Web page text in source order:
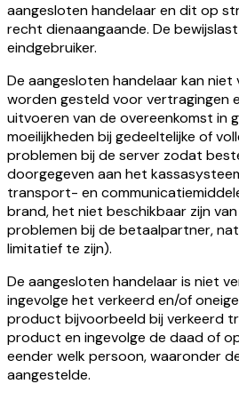
aangesloten handelaar en dit op
recht dienaangaande. De
eindgebruiker.
De aangesloten handelaar kan
worden gesteld voor vertragingen
uitvoeren van de overeenkomst in
moeilijkheden bij gedeeltelijke of
problemen bij de server zodat
doorgegeven aan het
transport- en
brand, het niet beschikbaar zijn
problemen bij de betaalpartner,
limitatief te zijn).
De aangesloten handelaar is niet
ingevolge het verkeerd en/of
product bijvoorbeeld bij verkeerd
product en ingevolge de daad of
eender welk persoon, waaronder
aangestelde.